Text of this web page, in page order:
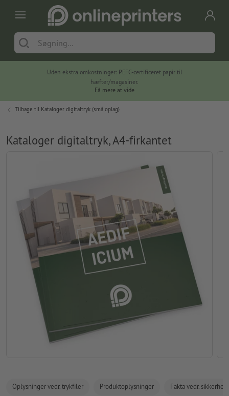
Uden ekstra omkostninger: PEFC-certificeret papir til
hæfter/magasiner.
Få mere at vide
Tilbage til Kataloger digitaltryk (små oplag)
Kataloger digitaltryk, A4-firkantet
Oplysninger vedr. trykfiler Produktoplysninger Fakta vedr.